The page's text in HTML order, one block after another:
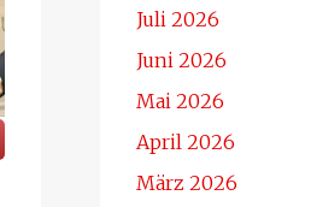
Juli 2026
Juni 2026
Mai 2026
April 2026
März 2026